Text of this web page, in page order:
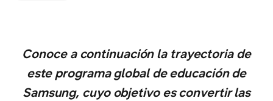
Conoce a continuación la trayectoria de
este programa global de educación de
Samsung, cuyo objetivo es convertir las